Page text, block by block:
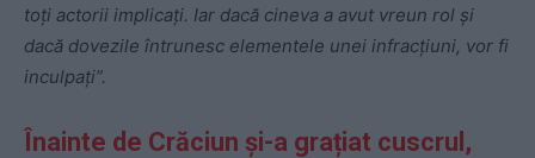
toţi actorii implicaţi. Iar dacă cineva a avut vreun rol şi
dacă dovezile întrunesc elementele unei infracţiuni, vor fi
inculpaţi”.
Înainte de Crăciun și-a grațiat cuscrul,